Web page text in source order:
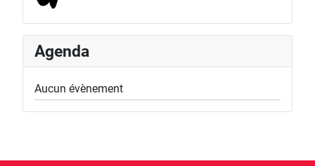
Agenda
Aucun évènement